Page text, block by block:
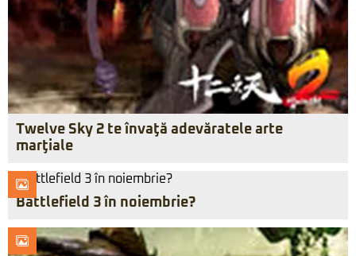
Twelve Sky 2 te învaţă adevăratele arte
marţiale
Battlefield 3 în noiembrie?